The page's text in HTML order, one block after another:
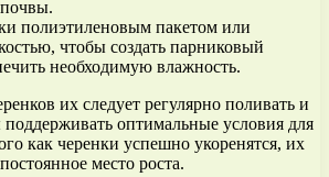
полиэтиленовым пакетом или
чтобы создать парниковый
необходимую влажность.
их следует регулярно поливать и
поддерживать оптимальные условия для
как черенки успешно укоренятся, их
место роста.